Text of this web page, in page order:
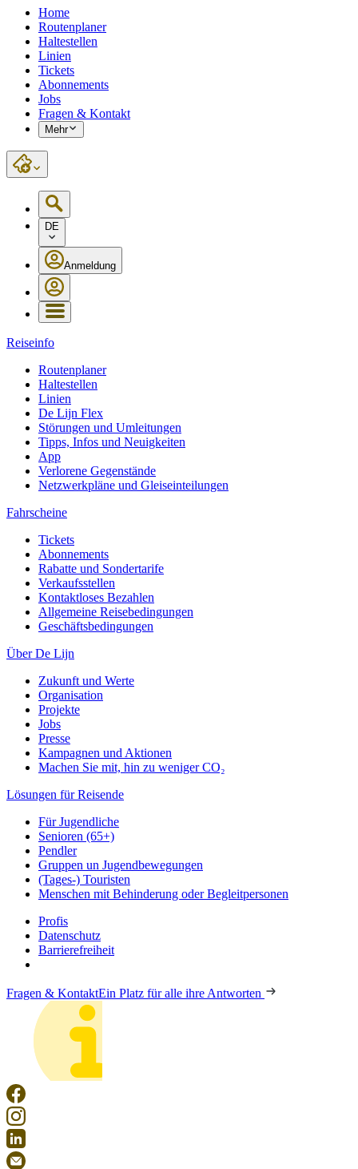
Home
Routenplaner
Haltestellen
Linien
Tickets
Abonnements
Jobs
Fragen & Kontakt
Mehr
DE
Anmeldung
Reiseinfo
Routenplaner
Haltestellen
Linien
De Lijn Flex
Störungen und Umleitungen
Tipps, Infos und Neuigkeiten
App
Verlorene Gegenstände
Netzwerkpläne und Gleiseinteilungen
Fahrscheine
Tickets
Abonnements
Rabatte und Sondertarife
Verkaufsstellen
Kontaktloses Bezahlen
Allgemeine Reisebedingungen
Geschäftsbedingungen
Über De Lijn
Zukunft und Werte
Organisation
Projekte
Jobs
Presse
Kampagnen und Aktionen
Machen Sie mit, hin zu weniger CO₂
Lösungen für Reisende
Für Jugendliche
Senioren (65+)
Pendler
Gruppen un Jugendbewegungen
(Tages-) Touristen
Menschen mit Behinderung oder Begleitpersonen
Profis
Datenschutz
Barrierefreiheit
Fragen & KontaktEin Platz für alle ihre Antworten